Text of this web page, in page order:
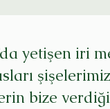
yetişen iri
bize